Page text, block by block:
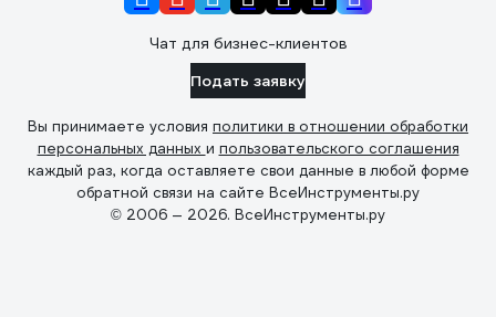
Чат для бизнес-клиентов
Подать заявку
Вы принимаете условия политики в отношении обработки
персональных данных и пользовательского соглашения
каждый раз, когда оставляете свои данные в любой форме
обратной связи на сайте ВсеИнструменты.ру
© 2006 — 2026. ВсеИнструменты.ру